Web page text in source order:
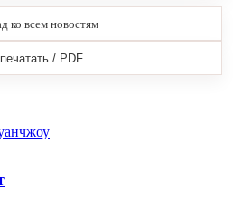
ко всем новостям
/ PDF